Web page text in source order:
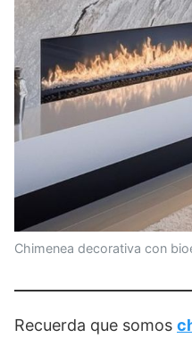
Chimenea decorativa con
Recuerda que somos